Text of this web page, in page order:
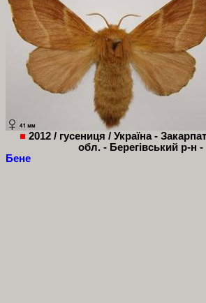
■ 2012 / гусениця / Україна -
обл. - Берегівський р-н -
Бене